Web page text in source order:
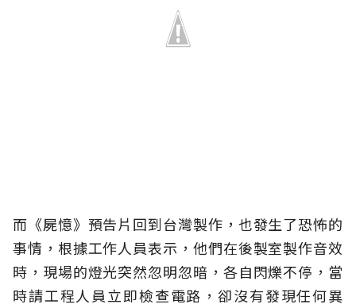
而《屍憶》預告片回到台灣製作，也發生了恐怖的
事情，根據工作人員表示，他們在後製室製作音效
時，現場的燈光突然忽明忽暗，各自閃爍不停，當
時請工程人員立即檢查電路，卻沒有發現任何異